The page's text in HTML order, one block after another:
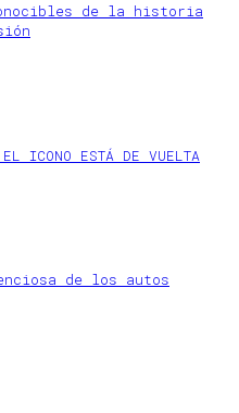
de la historia
ESTÁ DE VUELTA
de los autos